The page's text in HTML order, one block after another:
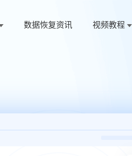
数据恢复资讯 视频教程